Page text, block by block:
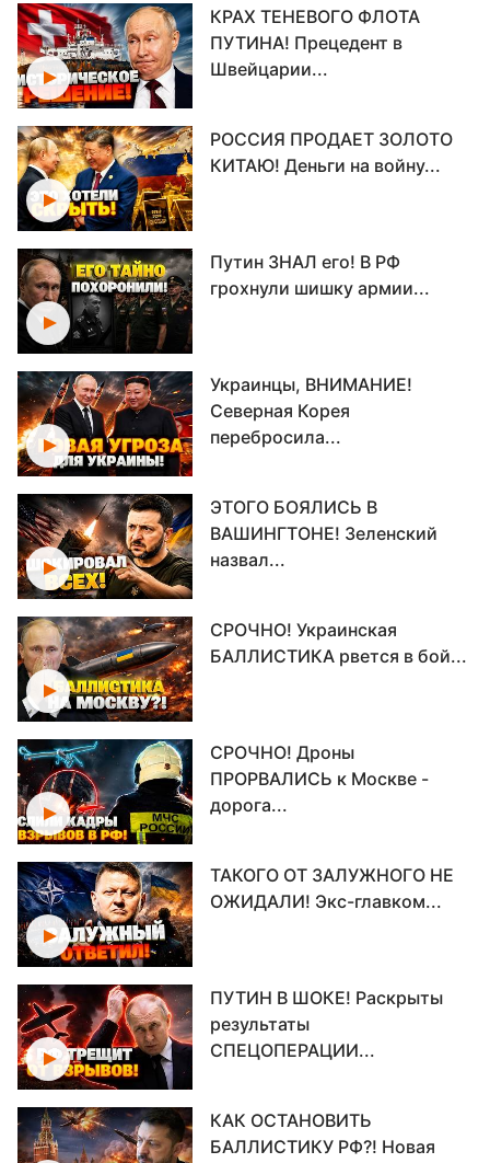
КРАХ ТЕНЕВОГО ФЛОТА
ПУТИНА! Прецедент в
Швейцарии...
РОССИЯ ПРОДАЕТ ЗОЛОТО
КИТАЮ! Деньги на войну...
Путин ЗНАЛ его! В РФ
грохнули шишку армии...
Украинцы, ВНИМАНИЕ!
Северная Корея
перебросила...
ЭТОГО БОЯЛИСЬ В
ВАШИНГТОНЕ! Зеленский
назвал...
СРОЧНО! Украинская
БАЛЛИСТИКА рвется в бой...
СРОЧНО! Дроны
ПРОРВАЛИСЬ к Москве -
дорога...
ТАКОГО ОТ ЗАЛУЖНОГО НЕ
ОЖИДАЛИ! Экс-главком...
ПУТИН В ШОКЕ! Раскрыты
результаты
СПЕЦОПЕРАЦИИ...
КАК ОСТАНОВИТЬ
БАЛЛИСТИКУ РФ?! Новая